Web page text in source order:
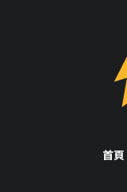
首頁